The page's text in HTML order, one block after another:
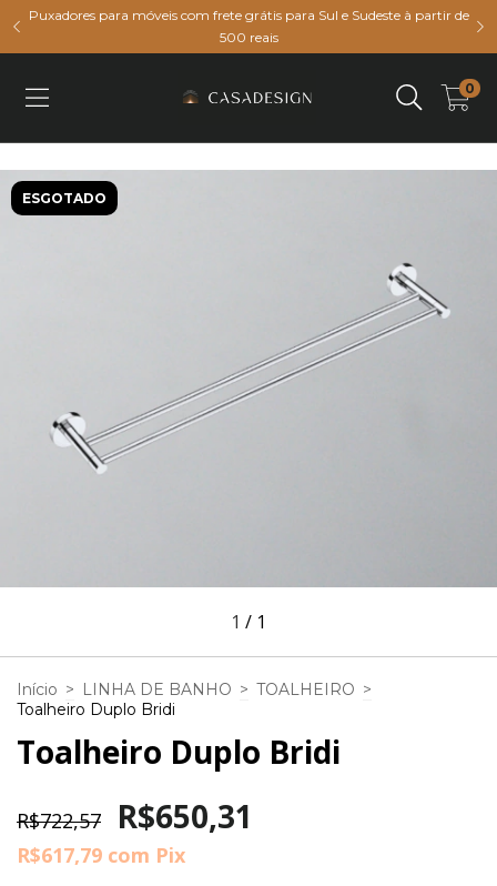
Puxadores para móveis com frete grátis para Sul e Sudeste à partir de
500 reais
0
ESGOTADO
1 / 1
Início > LINHA DE BANHO > TOALHEIRO >
Toalheiro Duplo Bridi
Toalheiro Duplo Bridi
R$722,57 R$650,31
R$617,79 com Pix